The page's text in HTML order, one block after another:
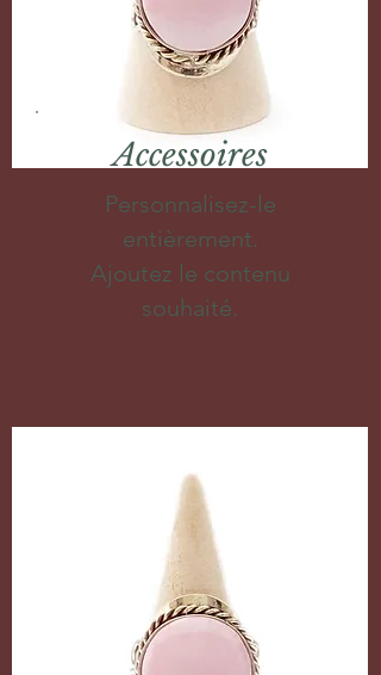
Accessoires
Personnalisez-le
entièrement.
Ajoutez le contenu
souhaité.